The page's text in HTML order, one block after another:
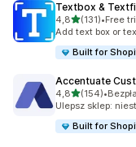
Textbox &
4,8na 5 gwiazdek
(131)
Łączna liczba
•Free
Add text box or
Built for
Accentuate
4,8na 5 gwiazdek
(154)
Łączna liczba
•
Ulepsz sklep:
Built for